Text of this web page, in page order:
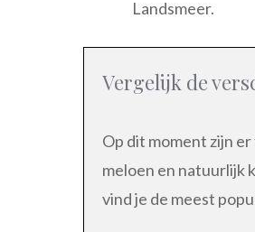
Landsmeer.
Vergelijk de
Op dit moment zijn
meloen en natuurlijk
vind je de meest